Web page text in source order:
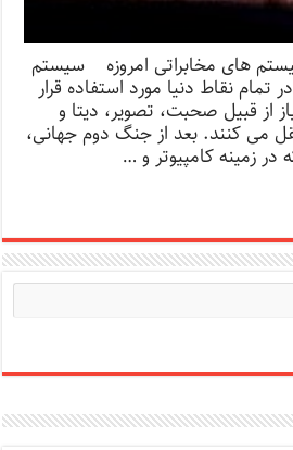
های مخابراتی امروزه سیستم
تمام نقاط دنیا مورد استفاده قرار
از قبیل صحبت، تصویر، دیتا و
می کنند. بعد از جنگ دوم جهانی،
در زمینه کامپیوتر و …